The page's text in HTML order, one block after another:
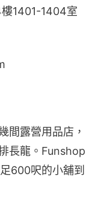
1401-1404室
間露營用品店，
長龍。Funshop
600呎的小舖到